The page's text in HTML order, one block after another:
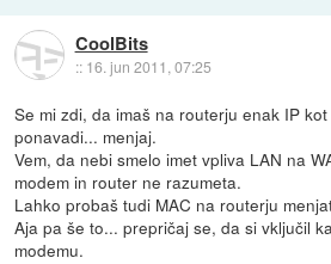
CoolBits
:: 16. jun 2011, 07:25
Se mi zdi, da imaš na routerju enak IP
ponavadi... menjaj.
Vem, da nebi smelo imet vpliva LAN na
modem in router ne razumeta.
Lahko probaš tudi MAC na routerju
Aja pa še to... prepričaj se, da si vključil
modemu.